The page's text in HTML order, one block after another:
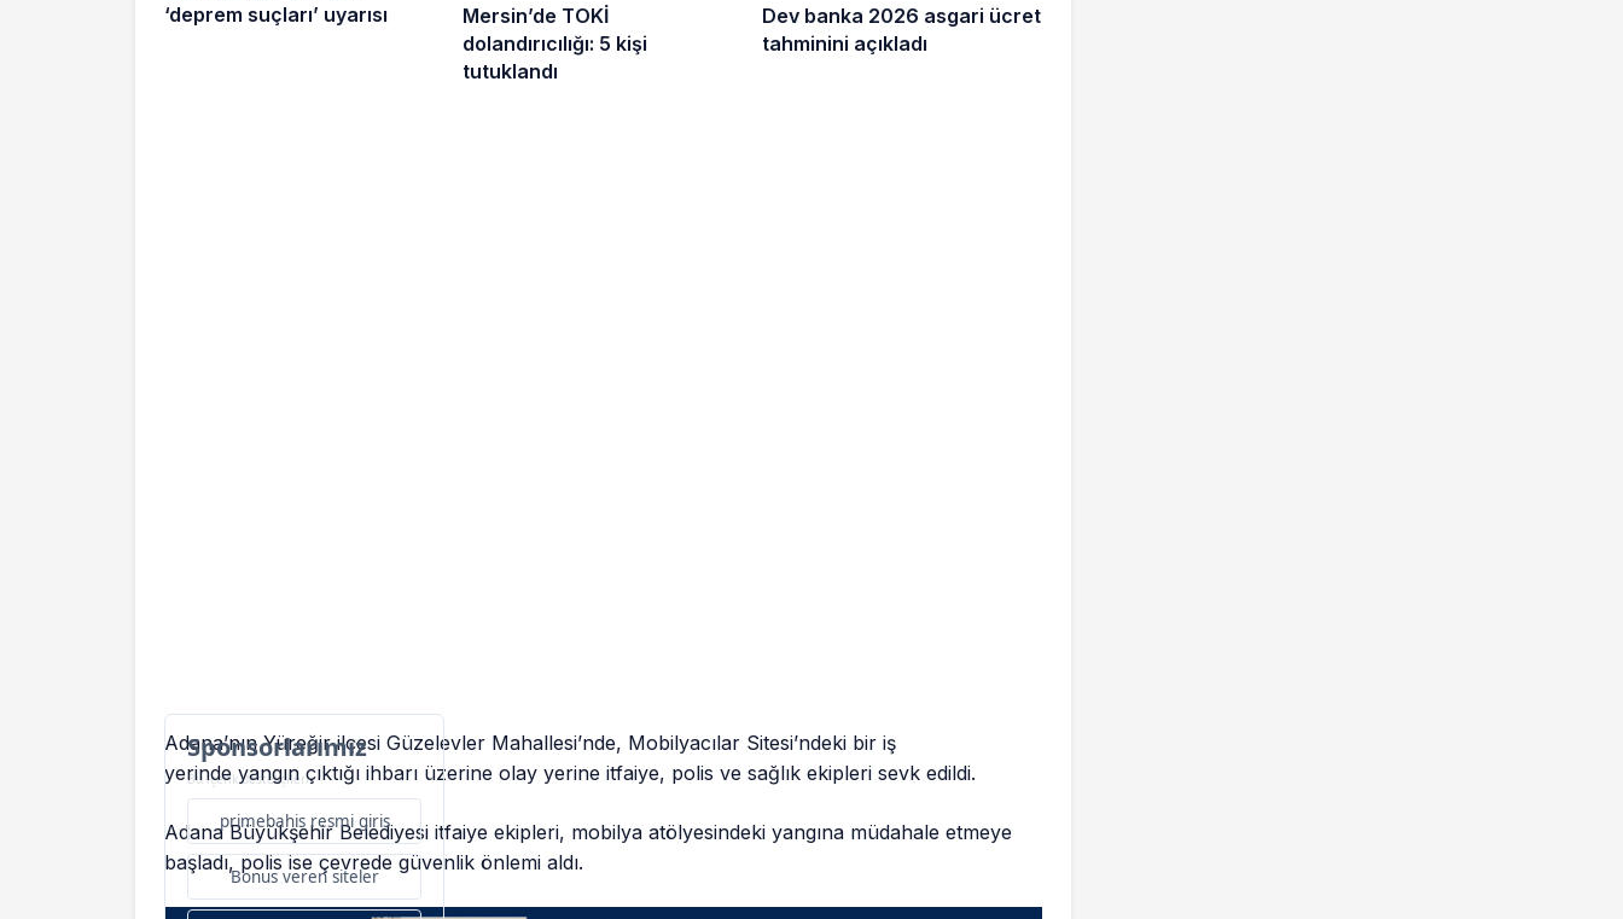
‘deprem suçları’ uyarısı
Sponsorlarımız
Bu içerik destekçileri
primebahis resmi giris
Bonus veren siteler
Mersin’de TOKİ
dolandırıcılığı: 5 kişi
tutuklandı
Dev banka 2026 asgari ücret
tahminini açıkladı
Adana’nın Yüreğir ilçesi Güzelevler Mahallesi’nde, Mobilyacılar Sitesi’ndeki bir iş
yerinde yangın çıktığı ihbarı üzerine olay yerine itfaiye, polis ve sağlık ekipleri sevk edildi.
Adana Büyükşehir Belediyesi itfaiye ekipleri, mobilya atölyesindeki yangına müdahale etmeye
başladı, polis ise çevrede güvenlik önlemi aldı.